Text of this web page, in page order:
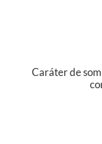
Caráter de